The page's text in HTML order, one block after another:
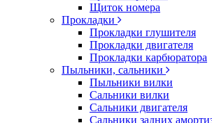
Щиток номера
Прокладки
Прокладки глушителя
Прокладки двигателя
Прокладки карбюратора
Пыльники, сальники
Пыльники вилки
Сальники вилки
Сальники двигателя
Сальники задних